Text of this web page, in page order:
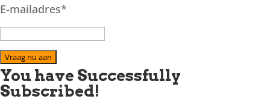
E-mailadres*
Vraag nu aan
You have Successfully
Subscribed!